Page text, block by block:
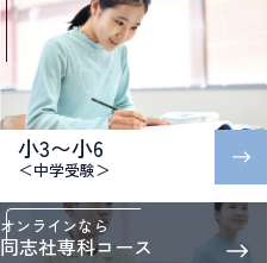
小3〜小6
＜中学受験＞
オンラインなら
同志社専科コース